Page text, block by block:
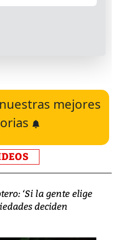
mejores
‘Si la gente elige
deciden